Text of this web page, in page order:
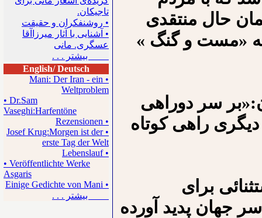
تاجیکان.
• روشنفکران و حقیقت
• آشنایی با آثار میرزاآقا
عسگری. مانی
بیشتر . . .
English/ Deutsch
• Mani: Der Iran - ein
Weltproblem
• Dr.Sam
Vaseghi:Harfentöne
• Rezensionen
• Josef Krug:Morgen ist der
erste Tag der Welt
• Lebenslauf
• Veröffentlichte Werke
Asgaris
• Einige Gedichte von Mani
بیشتر . . .
حال منتقدی
«مست و گنگ »
سر دوراهی
راهی کوتاه
برای
جهان پدید آورده